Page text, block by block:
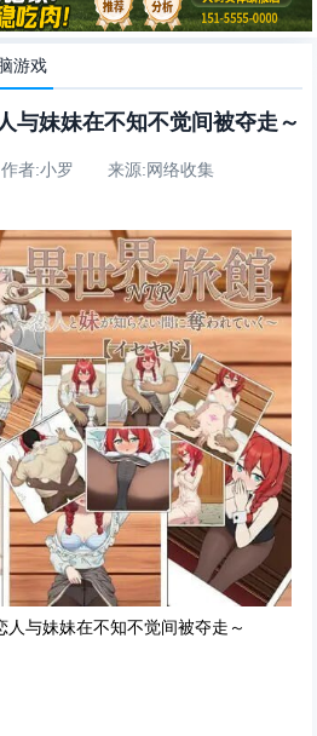
游戏
与妹妹在不知不觉间被夺走～
者:小罗 来源:网络收集
与妹妹在不知不觉间被夺走～